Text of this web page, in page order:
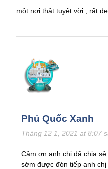
một nơi thật tuyệt vời , rất
Phú Quốc Xanh
Tháng 12 1, 2021 at 8:07
Cảm ơn anh chị đã chia
sớm được đón tiếp anh